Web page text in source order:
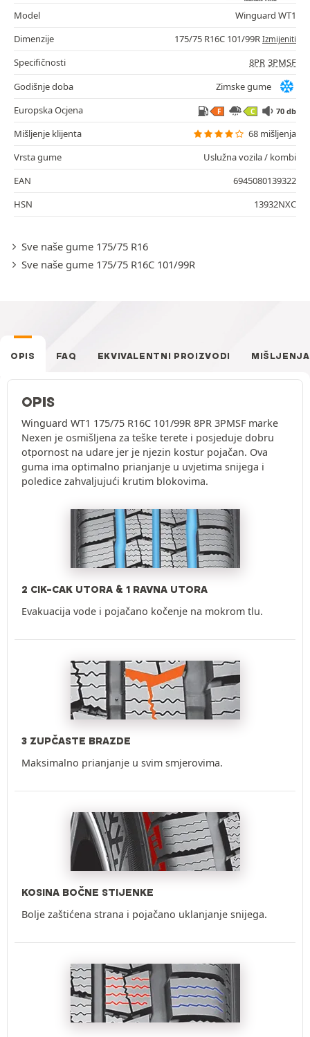
Model
Winguard WT1
Dimenzije
175/75 R16C 101/99R Izmijeniti
Specifičnosti 8PR 3PMSF
Godišnje doba
Zimske gume
Europska Ocjena
F C 70 db
Mišljenje klijenta
68 mišljenja
Vrsta gume
Uslužna vozila / kombi
EAN
6945080139322
HSN
13932NXC
Sve naše gume 175/75 R16
Sve naše gume 175/75 R16C 101/99R
OPIS FAQ EKVIVALENTNI PROIZVODI MIŠLJENJA
OPIS
Winguard WT1 175/75 R16C 101/99R 8PR 3PMSF marke
Nexen je osmišljena za teške terete i posjeduje dobru
otpornost na udare jer je njezin kostur pojačan. Ova
guma ima optimalno prianjanje u uvjetima snijega i
poledice zahvaljujući krutim blokovima.
2 CIK-CAK UTORA & 1 RAVNA UTORA
Evakuacija vode i pojačano kočenje na mokrom tlu.
3 ZUPČASTE BRAZDE
Maksimalno prianjanje u svim smjerovima.
KOSINA BOČNE STIJENKE
Bolje zaštićena strana i pojačano uklanjanje snijega.